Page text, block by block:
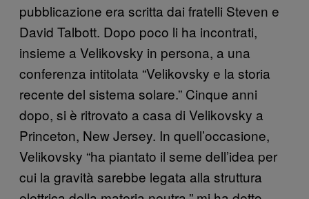
pubblicazione era scritta dai fratelli Steven e
David Talbott. Dopo poco li ha incontrati,
insieme a Velikovsky in persona, a una
conferenza intitolata “Velikovsky e la storia
recente del sistema solare.” Cinque anni
dopo, si è ritrovato a casa di Velikovsky a
Princeton, New Jersey. In quell’occasione,
Velikovsky “ha piantato il seme dell’idea per
cui la gravità sarebbe legata alla struttura